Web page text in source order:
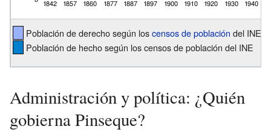
Población de derecho según loscensos de población del INE
Población de hecho según los censos de población del INE
Administración y política: ¿Quién
gobierna Pinseque?